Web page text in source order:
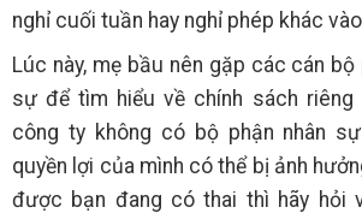
nghỉ cuối tuần hay nghỉ phép khác
Lúc này, mẹ bầu nên gặp các cán bộ
sự để tìm hiểu về chính sách riêng
công ty không có bộ phận nhân
quyền lợi của mình có thể bị ảnh
được bạn đang có thai thì hãy hỏi